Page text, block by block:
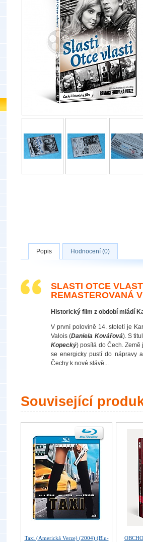
Popis Hodnocení (0)
SLASTI OTCE
REMASTEROVANÁ
Historický film z období mládí
V první polovině 14. století je
Valois (Daniela Kovářová). S
Kopecký) posílá do Čech. Země
se energicky pustí do nápravy
Čechy k nové slávě...
Související
Taxi (Americká Verze) (2004) (Blu-